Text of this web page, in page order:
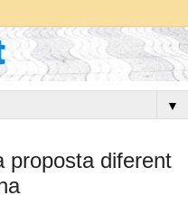
▼
proposta diferent